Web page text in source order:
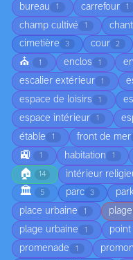
bureau 1 carrefour 1
champ cultivé 1
cimetière 3 cour 2
⛪ 1 enclos 1
escalier extérieur 1
espace de loisirs 1
espace intérieur 1
étable 1 front de mer
🚉 1 habitation 1
🏠 14 intérieur
🏛️ 5 parc 3
place urbaine 1 plage
plage urbaine 1 point
promenade 1